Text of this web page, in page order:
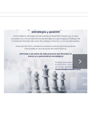
CCPCR
Informa